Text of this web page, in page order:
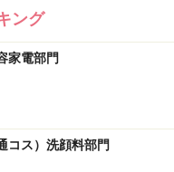
せるとみずみずしく広
るかのように、肌のす
。自ら潤う力がつい
。
ング
家電部門
コス）洗顔料部門